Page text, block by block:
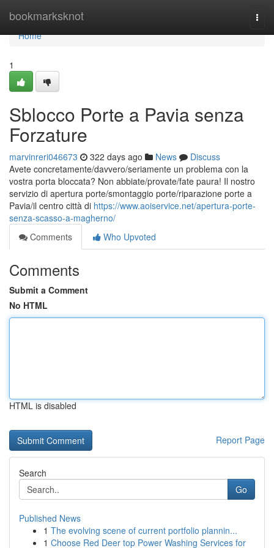
bookmarksknot
Home
Home
1
Sblocco Porte a Pavia senza
Forzature
marvinreri046673 322 days ago News
Discuss
Avete concretamente/davvero/seriamente un problema con la
vostra porta bloccata? Non abbiate/provate/fate paura! Il nostro
servizio di apertura porte/smontaggio porte/riparazione porte a
Pavia/il centro città di https://www.aoiservice.net/apertura-porte-
senza-scasso-a-magherno/
Comments
Who Upvoted
Comments
Submit a Comment
No HTML
HTML is disabled
Report Page
Search
Go
Published News
1 The evolving scene of current portfolio plannin...
1 Choose Red Deer top Power Washing Services for